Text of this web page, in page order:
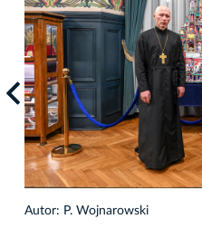
Autor: P. Wojnarowski